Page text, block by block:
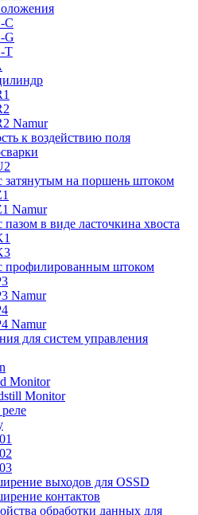
C
G
T
Namur
к воздействию поля
затянутым на поршень штоком
Namur
в виде ласточкина хвоста
профилированным штоком
Namur
Namur
для систем управления
Monitor
Monitor
выходов для OSSD
контактов
обработки данных для